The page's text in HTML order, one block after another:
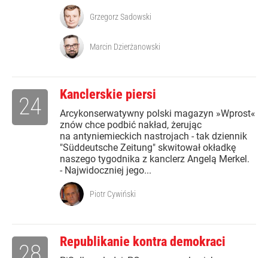
Grzegorz Sadowski
Marcin Dzierżanowski
Kanclerskie piersi
Arcykonserwatywny polski magazyn »Wprost«
znów chce podbić nakład, żerując
na antyniemieckich nastrojach - tak dziennik
"Süddeutsche Zeitung" skwitował okładkę
naszego tygodnika z kanclerz Angelą Merkel.
- Najwidoczniej jego...
24
Piotr Cywiński
Republikanie kontra demokraci